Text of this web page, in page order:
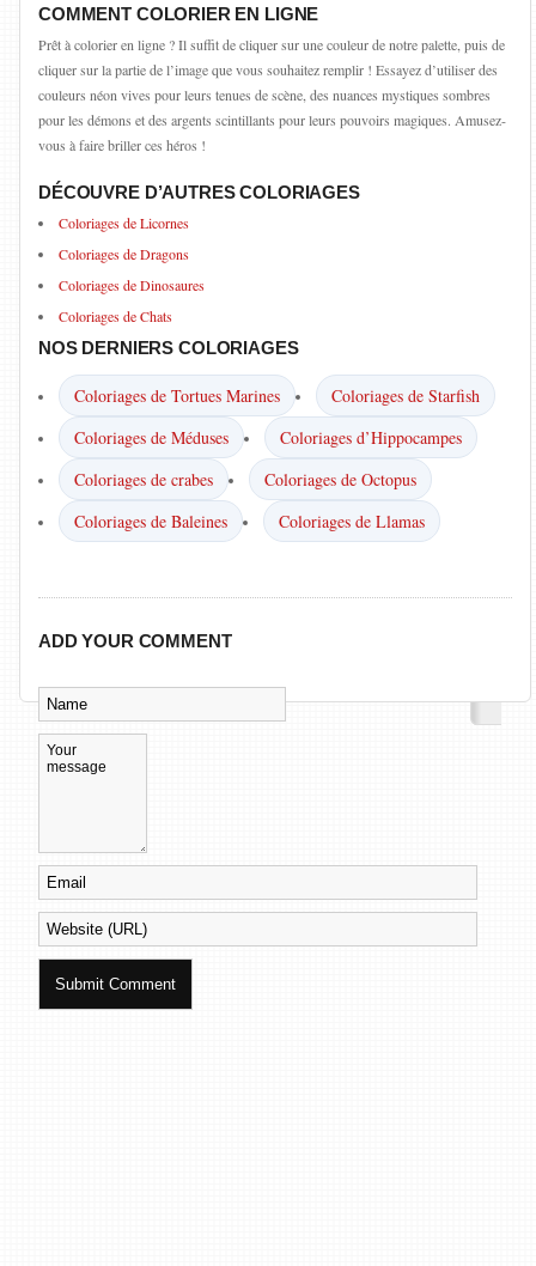
COMMENT COLORIER EN LIGNE
Prêt à colorier en ligne ? Il suffit de cliquer sur une couleur de notre palette, puis de
cliquer sur la partie de l’image que vous souhaitez remplir ! Essayez d’utiliser des
couleurs néon vives pour leurs tenues de scène, des nuances mystiques sombres
pour les démons et des argents scintillants pour leurs pouvoirs magiques. Amusez-
vous à faire briller ces héros !
DÉCOUVRE D’AUTRES COLORIAGES
Coloriages de Licornes
Coloriages de Dragons
Coloriages de Dinosaures
Coloriages de Chats
NOS DERNIERS COLORIAGES
Coloriages de Tortues Marines
Coloriages de Starfish
Coloriages de Méduses
Coloriages d’Hippocampes
Coloriages de crabes
Coloriages de Octopus
Coloriages de Baleines
Coloriages de Llamas
ADD YOUR COMMENT